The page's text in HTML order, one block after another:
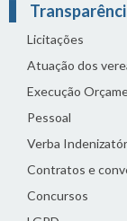
Licitações
Atuação dos
Execução
Pessoal
Verba
Contratos e
Concursos